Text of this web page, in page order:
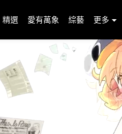
精選 愛有萬象 綜藝 更多